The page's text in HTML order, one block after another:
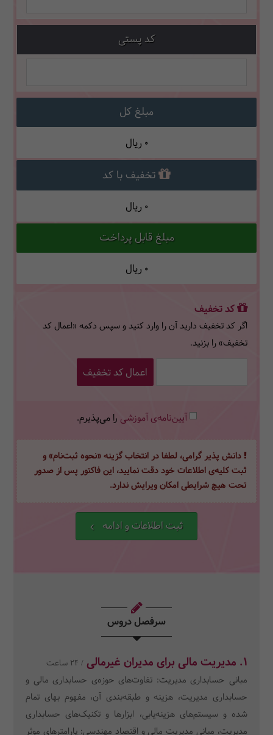
کد پستی
مبلغ کل
0 ریال
تخفیف با کد
0 ریال
مبلغ قابل پرداخت
0 ریال
کد تخفیف
اگر کد تخفیف دارید آن را وارد کنید و سپس دکمه «اعمال کد
تخفیف» را بزنید.
اعمال کد تخفیف
آیین‌نامه‌ی آموزشی را می‌پذیرم.
دانش پذیر گرامی، لطفا در انتخاب گزینه «نحوه ثبت‌نام» و
ثبت کلیه‌ی اطلاعات خود دقت نمایید، این فاکتور پس از صدور
تحت هیچ شرایطی امکان ویرایش ندارد.
ثبت اطلاعات و ادامه
سرفصل دروس
1. مدیریت مالی برای مدیران غیرمالی / 24 ساعت
مبانی حسابداری مدیریت: تفاوت‌های حوزه‌ی حسابداری مالی و
حسابداری مدیریت، هزینه و طبقه‌بندی آن، مفهوم بهای تمام
شده و سیستم‌های هزینه‌یابی، ابزارها و تکنیک‌های حسابداری
مدیریت، مبانی مدیریت مالی و اقتصاد مهندسی: پارامترهای موثر